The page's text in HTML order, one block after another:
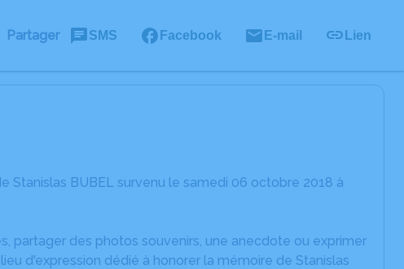
Partager SMS Facebook E-mail Lien
Stanislas BUBEL survenu le samedi 06 octobre 2018 à
partager des photos souvenirs, une anecdote ou exprimer
d'expression dédié à honorer la mémoire de Stanislas